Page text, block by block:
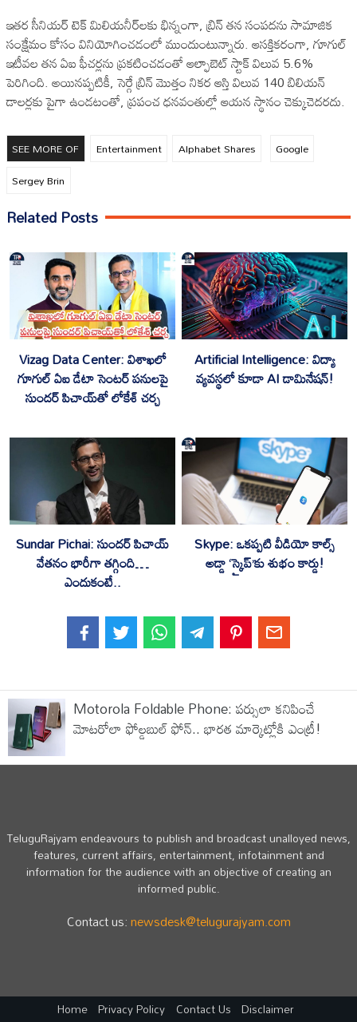
ఇతర సీనియర్ టెక్ మిలియనీర్‌లకు భిన్నంగా, బ్రిన్ తన సంపదను సామాజిక
సంక్షేమం కోసం వినియోగించడంలో ముందుంటున్నారు. ఆసక్తికరంగా, గూగుల్
ఇటీవల తన ఏఐ ఫీచర్లను ప్రకటించడంతో ఆల్ఫాబెట్ స్టాక్ విలువ 5.6%
పెరిగింది. అయినప్పటికీ, సెర్గే బ్రిన్ మొత్తం నికర ఆస్తి విలువ 140 బిలియన్
డాలర్లకు పైగా ఉండటంతో, ప్రపంచ ధనవంతుల్లో ఆయన స్థానం చెక్కుచెదరదు.
SEE MORE OF Entertainment Alphabet Shares
Google
Sergey Brin
Related Posts
Vizag Data Center: విశాఖలో
గూగుల్ ఏఐ డేటా సెంటర్ పనులపై
సుందర్ పిచాయ్‌తో లోకేశ్ చర్చ
Artificial Intelligence: విద్యా
వ్యవస్థలో కూడా AI డామినేషన్!
Sundar Pichai: సుందర్ పిచాయ్
వేతనం భారీగా తగ్గింది…
ఎందుకంటే..
Skype: ఒకప్పటి వీడియో కాల్స్
అడ్డా ‘స్కైప్’కు శుభం కార్డు!
Motorola Foldable Phone: పర్సులా కనిపించే
మోటరోలా ఫోల్డబుల్ ఫోన్.. భారత మార్కెట్లోకి ఎంట్రీ!
TeluguRajyam endeavours to publish and broadcast unalloyed news,
features, current affairs, entertainment, infotainment and
information for the audience with an objective of creating an
informed public.
Contact us:newsdesk@telugurajyam.com
Home Privacy Policy Contact Us Disclaimer